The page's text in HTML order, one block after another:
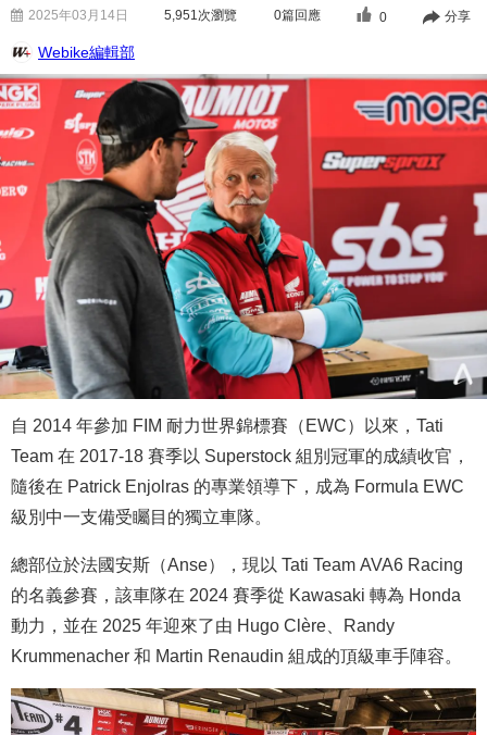
2025年03月14日 5,951 次瀏覽 0篇回應 0 分享
Webike編輯部
自 2014 年參加 FIM 耐力世界錦標賽（EWC）以來，Tati
Team 在 2017-18 賽季以 Superstock 組別冠軍的成績收官，
隨後在 Patrick Enjolras 的專業領導下，成為 Formula EWC
級別中一支備受矚目的獨立車隊。
總部位於法國安斯（Anse），現以 Tati Team AVA6 Racing
的名義參賽，該車隊在 2024 賽季從 Kawasaki 轉為 Honda
動力，並在 2025 年迎來了由 Hugo Clère、Randy
Krummenacher 和 Martin Renaudin 組成的頂級車手陣容。